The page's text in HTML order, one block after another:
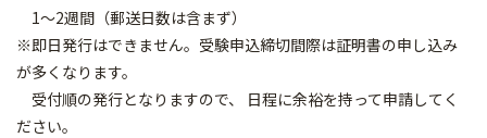
1～2週間（郵送日数は含まず）
※即日発行はできません。受験申込締切間際は証明書の申し込み
が多くなります。
受付順の発行となりますので、 日程に余裕を持って申請してく
ださい。